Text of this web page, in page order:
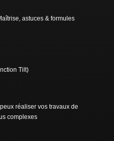
astuces & formules
Tilt)
réaliser vos travaux de
complexes